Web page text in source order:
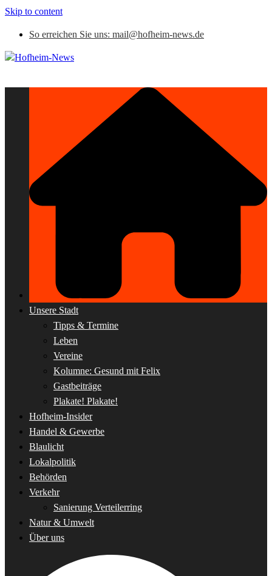
Skip to content
So erreichen Sie uns: mail@hofheim-news.de
Unsere Stadt
Tipps & Termine
Leben
Vereine
Kolumne: Gesund mit Felix
Gastbeiträge
Plakate! Plakate!
Hofheim-Insider
Handel & Gewerbe
Blaulicht
Lokalpolitik
Behörden
Verkehr
Sanierung Verteilerring
Natur & Umwelt
Über uns